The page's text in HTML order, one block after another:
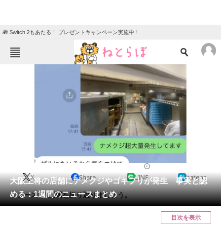
🎁 Switch 2もあたる！ プレゼントキャンペーン実施中！
ニュース
クイズ
地域
教育・育児
リサーチ
会員記事
メディア
大阪王将の店舗にナメクジやゴキブリが発生 事実と認
める：1週間のニュースまとめ
X Share LINE hatena
ニュースで1週間を振り返りましょう。
目次を表示